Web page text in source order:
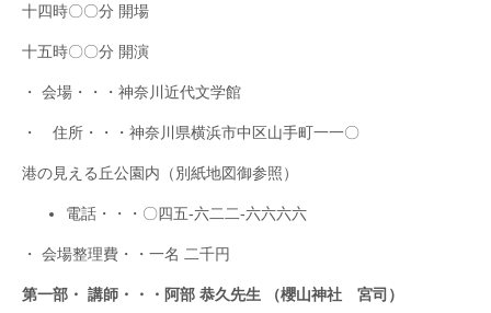
十四時〇〇分 開場
十五時〇〇分 開演
・ 会場・・・神奈川近代文学館
・ 住所・・・神奈川県横浜市中区山手町一一〇
港の見える丘公園内（別紙地図御参照）
電話・・・〇四五‐六二二‐六六六六
・ 会場整理費・・一名 二千円
第一部 ・ 講師・・・ 阿部 恭久先生 （櫻山神社 宮司）